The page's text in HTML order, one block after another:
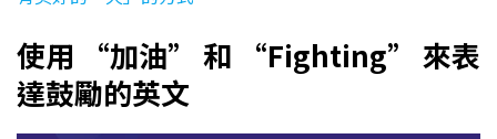
使用 “加油” 和 “Fighting” 來表
達鼓勵的英文